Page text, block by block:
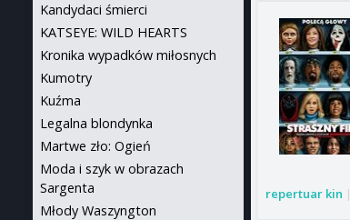
repertuar kin |
Kandydaci śmierci
KATSEYE: WILD HEARTS
Kronika wypadków miłosnych
Kumotry
Kuźma
Legalna blondynka
Martwe zło: Ogień
Moda i szyk w obrazach
Sargenta
Młody Waszyngton